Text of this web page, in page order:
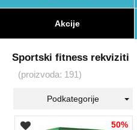
Akcije
Sportski fitness rekviziti
(proizvoda: 191)
Podkategorije
50%